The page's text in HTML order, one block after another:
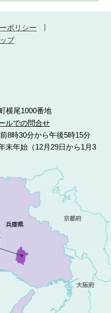
ポリシー
プ
横尾1000番地
ルでの問合せ
8時30分から午後5時15分
年始（12月29日から1月3